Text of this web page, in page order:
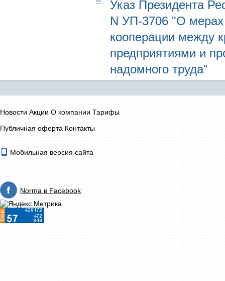
Указ Президента
N УП-3706 "О
кооперации между
предприятиями и
надомного труда"
Новости Акции О компании Тарифы
Публичная оферта Контакты
Мобильная версия сайта
Norma в Facebook